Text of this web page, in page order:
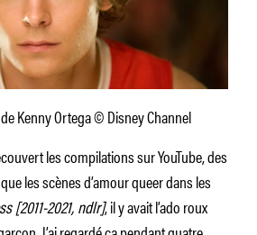
Kenny Ortega © Disney Channel
les compilations sur YouTube, des
les scènes d’amour queer dans les
[2011-2021, ndlr], il y avait l’ado roux